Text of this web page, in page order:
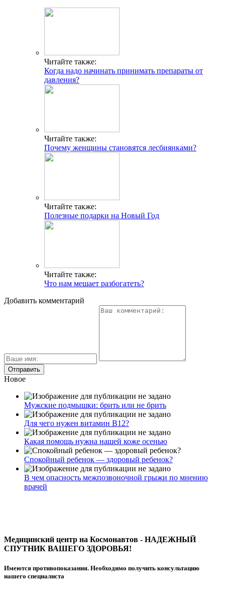
Читайте также:
Когда надо начинать принимать препараты от
давления?
Читайте также:
Почему женщины становятся лесбиянками?
Читайте также:
Полезные подарки на Новый Год
Читайте также:
Что нам мешает разбогатеть?
Добавить комментарий
Новое
Мужские подмышки: брить или не брить
Для чего нужен витамин В12?
Какая помощь нужна нашей коже осенью
Спокойный ребенок — здоровый ребенок?
В чем опасность межпозвоночной грыжи по мнению
врачей
Медицинский центр на Космонавтов - НАДЕЖНЫЙ
СПУТНИК ВАШЕГО ЗДОРОВЬЯ!
Имеются противопоказания. Необходимо получить консультацию
нашего специалиста